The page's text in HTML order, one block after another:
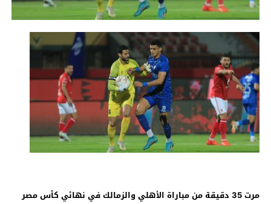
مرت 35 دقيقة من مباراة الأهلي والزمالك في نهائي كأس مصر